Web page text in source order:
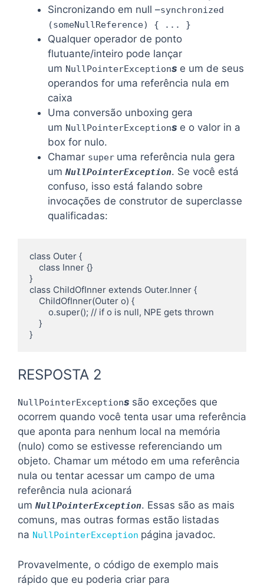
Sincronizando em null –synchronized
(someNullReference) { ... }
Qualquer operador de ponto
flutuante/inteiro pode lançar
um NullPointerExceptions e um de seus
operandos for uma referência nula em
caixa
Uma conversão unboxing gera
um NullPointerExceptions e o valor in a
box for nulo.
Chamar super uma referência nula gera
um NullPointerException. Se você está
confuso, isso está falando sobre
invocações de construtor de superclasse
qualificadas:
class Outer {
}
class ChildOfInner extends Outer.Inner {
}
RESPOSTA 2
NullPointerExceptions são exceções que
ocorrem quando você tenta usar uma referência
que aponta para nenhum local na memória
(nulo) como se estivesse referenciando um
objeto. Chamar um método em uma referência
nula ou tentar acessar um campo de uma
referência nula acionará
um NullPointerException. Essas são as mais
comuns, mas outras formas estão listadas
na NullPointerException página javadoc.
Provavelmente, o código de exemplo mais
rápido que eu poderia criar para